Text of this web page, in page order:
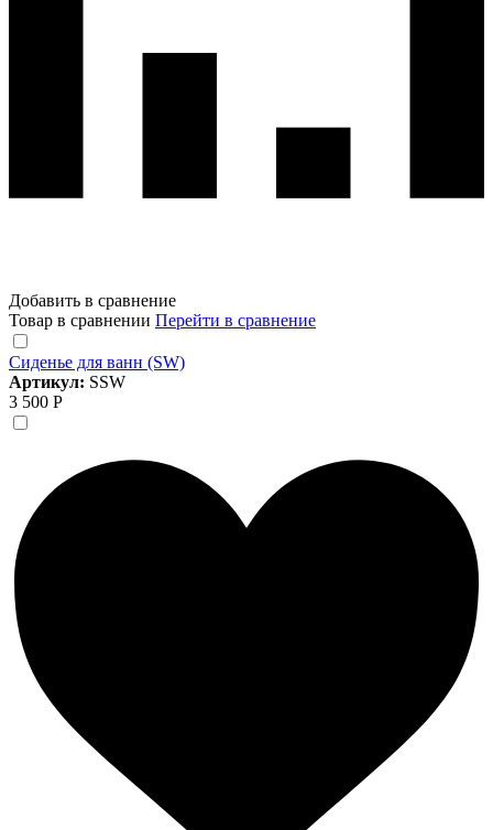
Добавить в сравнение
Товар в сравнении Перейти в сравнение
Сиденье для ванн (SW)
Артикул: SSW
3 500 Р